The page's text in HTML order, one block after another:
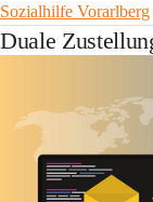
Sozialhilfe Vorarlberg
Duale